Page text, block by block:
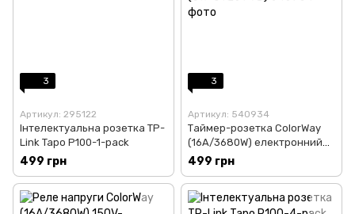
3
Артикул: 295122
Інтелектуальна розетка TP-
Link Tapo P100-1-pack
499 грн
3
Артикул: 540934
Таймер-розетка ColorWay
(16A/3680W) електронний
тижневий 7D (CW-STE01-7D)
499 грн